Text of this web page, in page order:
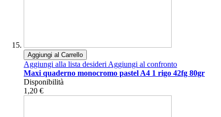
Aggiungi al Carrello
Aggiungi alla lista desideriAggiungi al confronto
Maxi quaderno monocromo pastel A4 1 rigo 42fg 80gr
Disponibilità
1,20 €